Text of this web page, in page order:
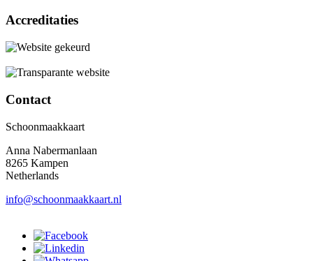
Accreditaties
Contact
Schoonmaakkaart
Anna Nabermanlaan
8265 Kampen
Netherlands
info@schoonmaakkaart.nl